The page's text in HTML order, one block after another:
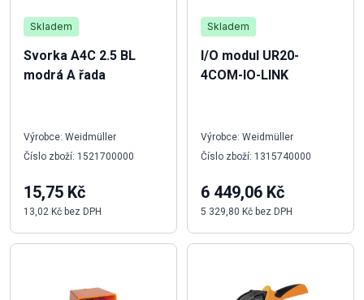
Skladem
Svorka A4C 2.5 BL
modrá A řada
Výrobce: Weidmüller
Číslo zboží: 1521700000
15,75 Kč
13,02 Kč bez DPH
Skladem
I/O modul UR20-
4COM-IO-LINK
Výrobce: Weidmüller
Číslo zboží: 1315740000
6 449,06 Kč
5 329,80 Kč bez DPH